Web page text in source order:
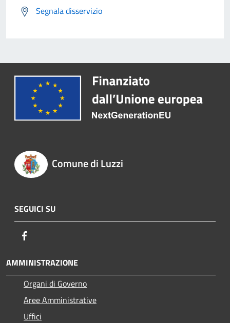
Segnala disservizio
Comune di Luzzi
SEGUICI SU
AMMINISTRAZIONE
Organi di Governo
Aree Amministrative
Uffici